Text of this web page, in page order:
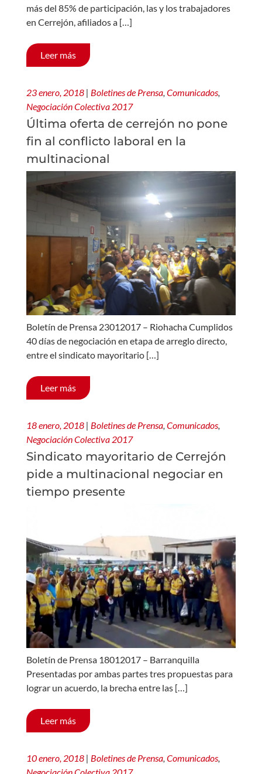
más del 85% de participación, las y los trabajadores
en Cerrejón, afiliados a […]
Leer más
23 enero, 2018 | Boletines de Prensa, Comunicados,
Negociación Colectiva 2017
Última oferta de cerrejón no pone
fin al conflicto laboral en la
multinacional
Boletín de Prensa 23012017 – Riohacha Cumplidos
40 días de negociación en etapa de arreglo directo,
entre el sindicato mayoritario […]
Leer más
18 enero, 2018 | Boletines de Prensa, Comunicados,
Negociación Colectiva 2017
Sindicato mayoritario de Cerrejón
pide a multinacional negociar en
tiempo presente
Boletín de Prensa 18012017 – Barranquilla
Presentadas por ambas partes tres propuestas para
lograr un acuerdo, la brecha entre las […]
Leer más
10 enero, 2018 | Boletines de Prensa Comunicados